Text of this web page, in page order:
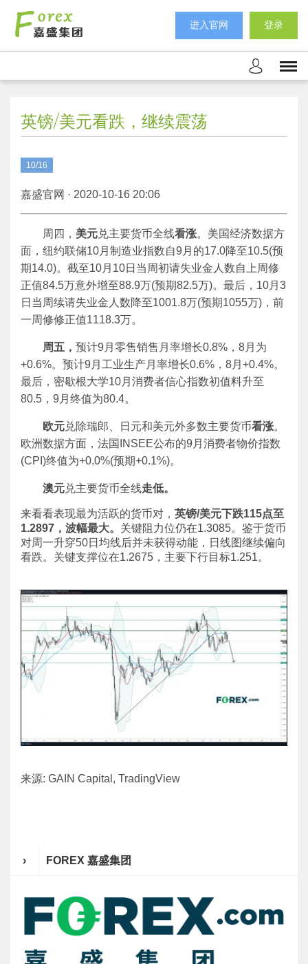
进入官网 登录
英镑/美元看跌，继续震荡
10/16
嘉盛官网 · 2020-10-16 20:06
周四， 美元兑主要货币全线看涨。美国经济数据方
面，纽约联储10月制造业指数自9月的17.0降至10.5(预
期14.0)。截至10月10日当周初请失业金人数自上周修
正值84.5万意外增至88.9万(预期82.5万)。最后，10月3
日当周续请失业金人数降至1001.8万(预期1055万)，前
一周修修正值1118.3万。
周五，预计9月零售销售月率增长0.8%，8月为
+0.6%。预计9月工业生产月率增长0.6%，8月+0.4%。
最后，密歇根大学10月消费者信心指数初值料升至
80.5，9月终值为80.4。
欧元兑除瑞郎、日元和美元外多数主要货币看涨。
欧洲数据方面，法国INSEE公布的9月消费者物价指数
(CPI)终值为+0.0%(预期+0.1%)。
澳元兑主要货币全线走低。
来看看表现最为活跃的货币对， 英镑/美元下跌115点至
1.2897，波幅最大。 关键阻力位仍在1.3085。鉴于货币
对周一升穿50日均线后并未获得动能，日线图继续偏向
看跌。关键支撑位在1.2675，主要下行目标1.251。
来源: GAIN Capital, TradingView
› FOREX 嘉盛集团